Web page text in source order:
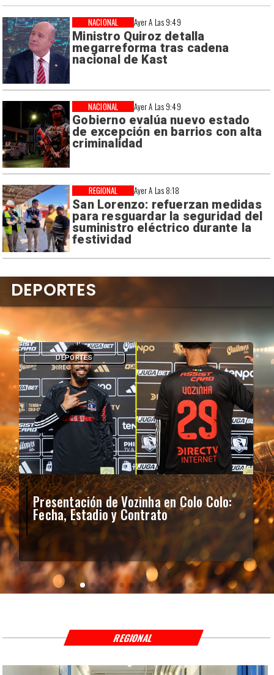
Ayer A Las 9:49
Ministro Quiroz detalla
megarreforma tras cadena
nacional de Kast
NACIONAL
Ayer A Las 9:49
Gobierno evalúa nuevo estado
de excepción en barrios con alta
criminalidad
NACIONAL
Ayer A Las 8:18
San Lorenzo: refuerzan medidas
para resguardar la seguridad del
suministro eléctrico durante la
festividad
REGIONAL
Presentación de Vozinha en Colo Colo:
Fecha, Estadio y Contrato
DEPORTES
DEPORTES
REGIONAL